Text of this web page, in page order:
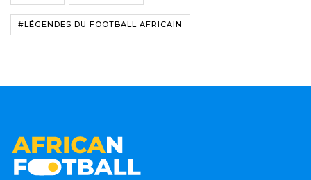
#LÉGENDES DU FOOTBALL AFRICAIN